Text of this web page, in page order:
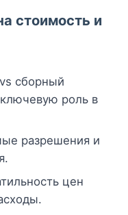
стоимость и
сборный
роль в
разрешения и
цен